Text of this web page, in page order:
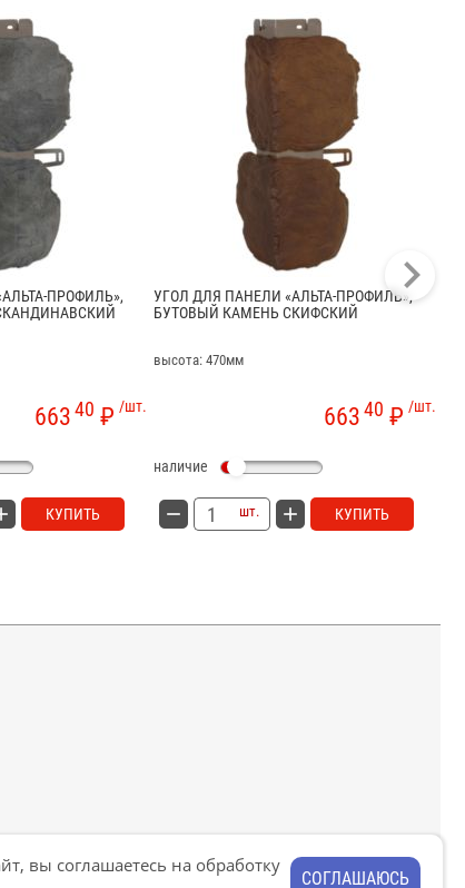
ПРОФИЛЬ»,
/шт.
66340 ₽
КУПИТЬ
УГОЛ ДЛЯ ПАНЕЛИ «АЛЬТА-ПРОФИЛЬ»,
БУТОВЫЙ КАМЕНЬ СКИФСКИЙ
высота: 470мм
/шт.
66340 ₽
наличие
шт. КУПИТЬ
вы соглашаетесь на обработку
СОГЛАШАЮСЬ